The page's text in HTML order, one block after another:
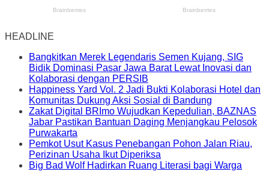
HEADLINE
Bangkitkan Merek Legendaris Semen Kujang, SIG
Bidik Dominasi Pasar Jawa Barat Lewat Inovasi dan
Kolaborasi dengan PERSIB
Happiness Yard Vol. 2 Jadi Bukti Kolaborasi Hotel dan
Komunitas Dukung Aksi Sosial di Bandung
Zakat Digital BRImo Wujudkan Kepedulian, BAZNAS
Jabar Pastikan Bantuan Daging Menjangkau Pelosok
Purwakarta
Pemkot Usut Kasus Penebangan Pohon Jalan Riau,
Perizinan Usaha Ikut Diperiksa
Big Bad Wolf Hadirkan Ruang Literasi bagi Warga